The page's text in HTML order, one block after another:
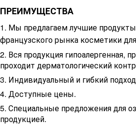
ПРЕИМУЩЕСТВА
1. Мы предлагаем лучшие
французского рынка косметики
2. Вся продукция гипоалергенная,
проходит дерматологический
3. Индивидуальный и гибкий
4. Доступные цены.
5. Специальные предложения для
продукцией.